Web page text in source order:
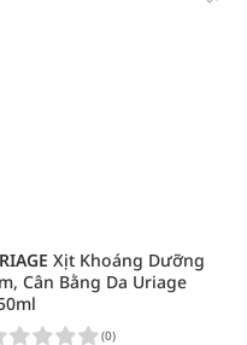
Xịt Khoáng Dưỡng
Cân Bằng Da Uriage
(0)